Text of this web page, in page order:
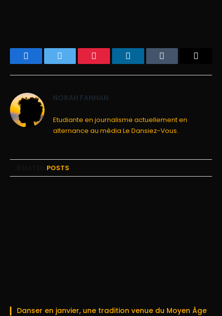
FacebookTwitter Pinterest LinkedInTumblr
NORAH FANHAN
Etudiante en journalisme actuellement en
alternance au média Le Dansiez-Vous.
POSTS
Danser en janvier, une tradition venue du Moyen Âge